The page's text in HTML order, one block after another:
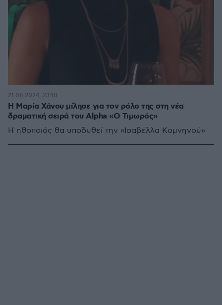
H Mαρία Χάνου μίλησε για τον ρόλο της στη νέα
δραματική σειρά του Alpha «Ο Τιμωρός»
Η ηθοποιός θα υποδυθεί την «Ισαβέλλα Κομνηνού»
21.08.2024, 23:10